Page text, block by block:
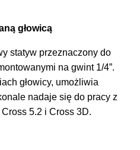
głowicą
statyw przeznaczony do
na gwint 1/4”.
głowicy, umożliwia
nadaje się do pracy z
5.2 i Cross 3D.